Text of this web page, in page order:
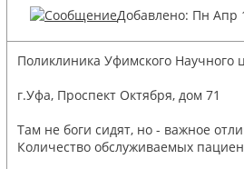
Добавлено: Пн Апр
Поликлиника Уфимского Научного
г.Уфа, Проспект Октября, дом 71
Там не боги сидят, но - важное
Количество обслуживаемых